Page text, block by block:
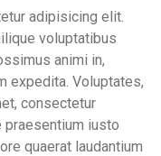
adipisicing elit.
voluptatibus
animi in,
expedita. Voluptates,
consectetur
praesentium iusto
quaerat laudantium